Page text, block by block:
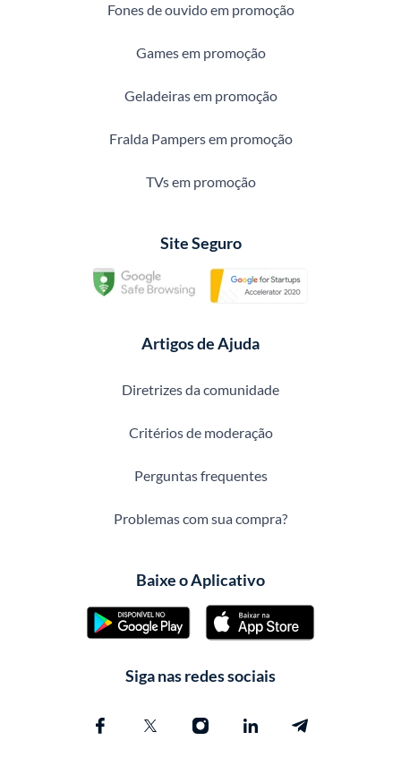
Fones de ouvido em promoção
Games em promoção
Geladeiras em promoção
Fralda Pampers em promoção
TVs em promoção
Site Seguro
Artigos de Ajuda
Diretrizes da comunidade
Critérios de moderação
Perguntas frequentes
Problemas com sua compra?
Baixe o Aplicativo
Siga nas redes sociais